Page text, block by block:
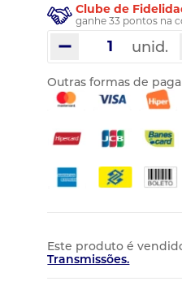
Clube de
ganhe 33 pontos na
unid.
Outras formas de
Este produto é
Transmissões.